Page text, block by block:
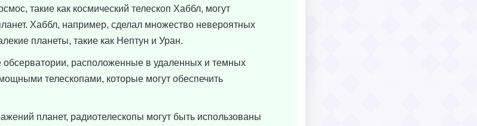
такие как космический телескоп Хаббл, могут
Хаббл, например, сделал множество невероятных
планеты, такие как Нептун и Уран.
обсерватории, расположенные в удаленных и темных
телескопами, которые могут обеспечить
планет, радиотелескопы могут быть использованы